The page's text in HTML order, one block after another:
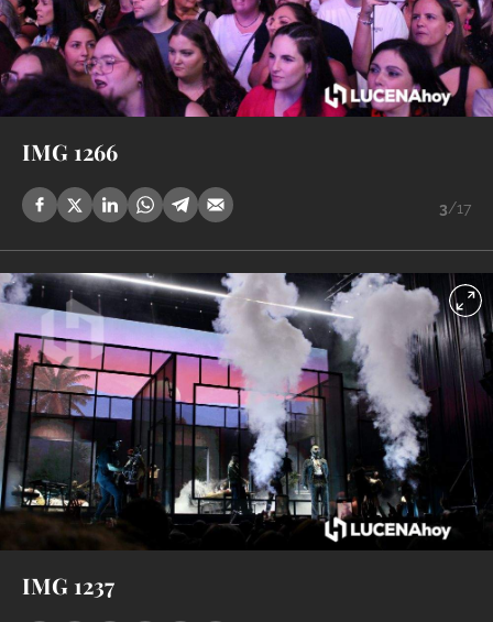
IMG 1266
3/17
IMG 1237